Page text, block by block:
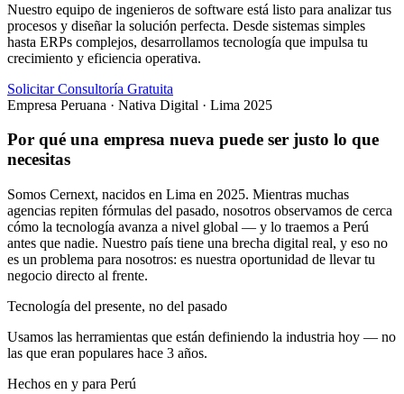
Nuestro equipo de ingenieros de software está listo para analizar tus
procesos y diseñar la solución perfecta. Desde sistemas simples
hasta ERPs complejos, desarrollamos tecnología que impulsa tu
crecimiento y eficiencia operativa.
Solicitar Consultoría Gratuita
Empresa Peruana · Nativa Digital · Lima 2025
Por qué una empresa nueva puede ser justo lo que
necesitas
Somos Cernext, nacidos en Lima en 2025. Mientras muchas
agencias repiten fórmulas del pasado, nosotros observamos de cerca
cómo la tecnología avanza a nivel global — y lo traemos a Perú
antes que nadie. Nuestro país tiene una brecha digital real, y eso no
es un problema para nosotros: es nuestra oportunidad de llevar tu
negocio directo al frente.
Tecnología del presente, no del pasado
Usamos las herramientas que están definiendo la industria hoy — no
las que eran populares hace 3 años.
Hechos en y para Perú